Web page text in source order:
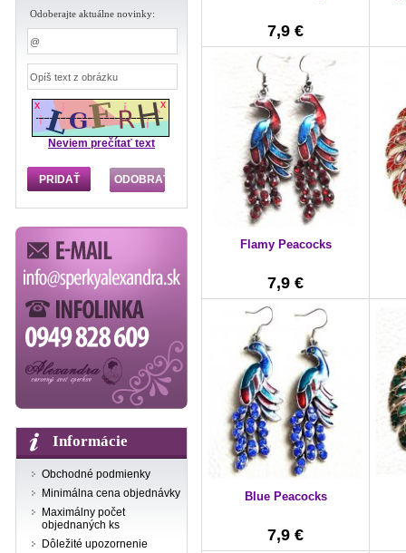
Odoberajte aktuálne novinky:
Neviem prečítať text
Informácie
Obchodné podmienky
Minimálna cena objednávky
Maximálny počet
objednaných ks
Dôležité upozornenie
7,9 €
Flamy Peacocks
7,9 €
Blue Peacocks
7,9 €